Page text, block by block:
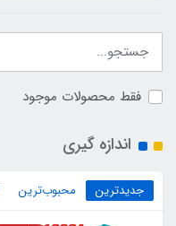
فقط محصولات موجود
اندازه گیری
جدیدترین محبوب‌ترین